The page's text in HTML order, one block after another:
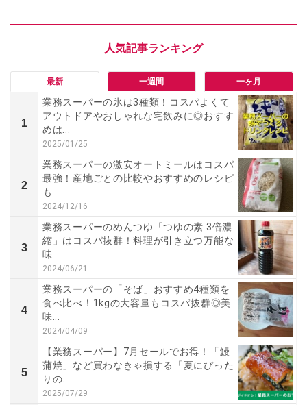
最新 一週間 一ヶ月
1
業務スーパーの氷は3種類！コスパよくて
アウトドアやおしゃれな宅飲みに◎おすす
めは...
2025/01/25
2
業務スーパーの激安オートミールはコスパ
最強！産地ごとの比較やおすすめのレシピ
も
2024/12/16
3
業務スーパーのめんつゆ「つゆの素 3倍濃
縮」はコスパ抜群！料理が引き立つ万能な
味
2024/06/21
4
業務スーパーの「そば」おすすめ4種類を
食べ比べ！1kgの大容量もコスパ抜群◎美
味...
2024/04/09
5
【業務スーパー】7月セールでお得！「鰻
蒲焼」など買わなきゃ損する「夏にぴった
りの...
2025/07/29